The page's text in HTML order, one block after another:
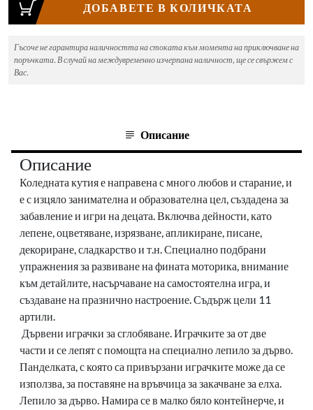
ДОБАВЕТЕ В КОЛИЧКАТА
Гъсоче не гарантира наличността на стоката към момента на приключване на
поръчката. В случай на междувременно изчерпана наличност, ще се свържем с
Вас.
Описание
Описание
Коледната кутия е направена с много любов и старание, и
е с изцяло занимателна и образователна цел, създадена за
забавление и игри на децата. Включва дейности, като
лепене, оцветяване, изрязване, апликиране, писане,
декориране, сладкарство и т.н. Специално подбрани
упражнения за развиване на фината моторика, внимание
към детайлите, насърчаване на самостоятелна игра, и
създаване на празнично настроение. Съдърж цели 11
артили.
Дървени играчки за сглобяване. Играчките за от две
части и се лепят с помощта на специално лепило за дърво.
Панделката, с която са привързани играчките може да се
използва, за поставяне на връвчица за закачване за елха.
Лепило за дърво. Намира се в малко бяло контейнерче, и